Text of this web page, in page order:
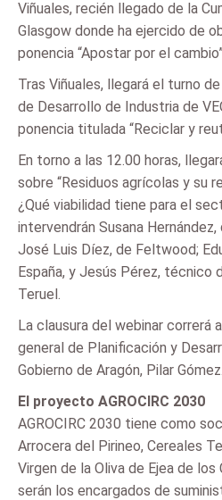
Viñuales, recién llegado de la
Glasgow donde ha ejercido de
ponencia “Apostar por el
Tras Viñuales, llegará el turno
de Desarrollo de Industria de
ponencia titulada “Reciclar y
En torno a las 12.00 horas,
sobre “Residuos agrícolas y su
¿Qué viabilidad tiene para el
intervendrán Susana
José Luis Díez, de Feltwood;
España, y Jesús Pérez, técnico
Teruel.
La clausura del webinar correrá
general de Planificación y
Gobierno de Aragón, Pilar Gómez.
El proyecto AGROCIRC 2030
AGROCIRC 2030 tiene como
Arrocera del Pirineo, Cereales
Virgen de la Oliva de Ejea de los
serán los encargados de